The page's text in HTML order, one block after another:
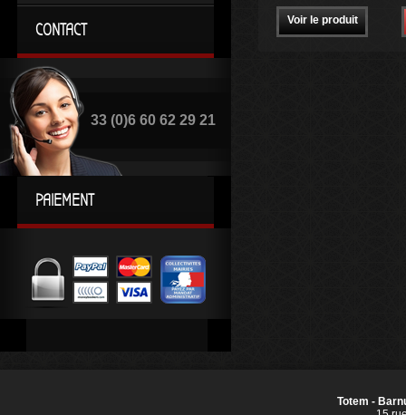
CONTACT
33 (0)6 60 62 29 21
PAIEMENT
Voir le produit
Totem -